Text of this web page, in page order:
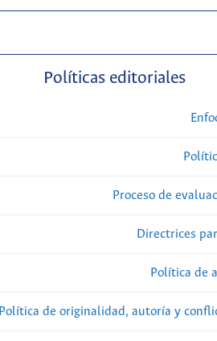
Políticas editoriales
Proceso de
Directrices
Política de
Política de originalidad, autoría y